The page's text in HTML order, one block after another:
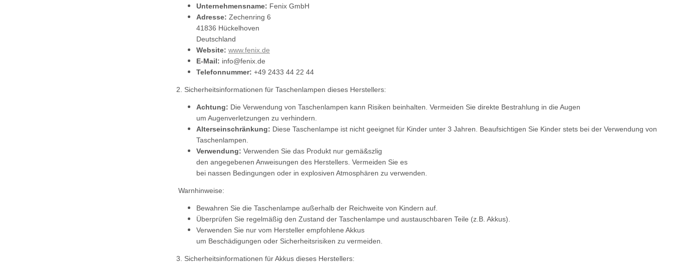
Unternehmensname: Fenix GmbH
Adresse: Zechenring 6
41836 Hückelhoven
Deutschland
Website: www.fenix.de
E-Mail: info@fenix.de
Telefonnummer: +49 2433 44 22 44
2. Sicherheitsinformationen für Taschenlampen dieses Herstellers:
Achtung: Die Verwendung von Taschenlampen kann Risiken beinhalten. Vermeiden Sie direkte Bestrahlung in die Augen
um Augenverletzungen zu verhindern.
Alterseinschränkung: Diese Taschenlampe ist nicht geeignet für Kinder unter 3 Jahren. Beaufsichtigen Sie Kinder stets bei der Verwendung von
Taschenlampen.
Verwendung: Verwenden Sie das Produkt nur gemä&szlig
den angegebenen Anweisungen des Herstellers. Vermeiden Sie es
bei nassen Bedingungen oder in explosiven Atmosphären zu verwenden.
Warnhinweise:
Bewahren Sie die Taschenlampe außerhalb der Reichweite von Kindern auf.
Überprüfen Sie regelmäßig den Zustand der Taschenlampe und austauschbaren Teile (z.B. Akkus).
Verwenden Sie nur vom Hersteller empfohlene Akkus
um Beschädigungen oder Sicherheitsrisiken zu vermeiden.
3. Sicherheitsinformationen für Akkus dieses Herstellers: